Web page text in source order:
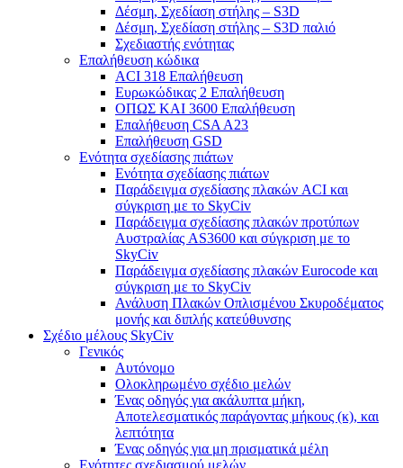
Δέσμη, Σχεδίαση στήλης – S3D
Δέσμη, Σχεδίαση στήλης – S3D παλιό
Σχεδιαστής ενότητας
Επαλήθευση κώδικα
ACI 318 Επαλήθευση
Ευρωκώδικας 2 Επαλήθευση
ΟΠΩΣ ΚΑΙ 3600 Επαλήθευση
Επαλήθευση CSA A23
Επαλήθευση GSD
Ενότητα σχεδίασης πιάτων
Ενότητα σχεδίασης πιάτων
Παράδειγμα σχεδίασης πλακών ACI και
σύγκριση με το SkyCiv
Παράδειγμα σχεδίασης πλακών προτύπων
Αυστραλίας AS3600 και σύγκριση με το
SkyCiv
Παράδειγμα σχεδίασης πλακών Eurocode και
σύγκριση με το SkyCiv
Ανάλυση Πλακών Οπλισμένου Σκυροδέματος
μονής και διπλής κατεύθυνσης
Σχέδιο μέλους SkyCiv
Γενικός
Αυτόνομο
Ολοκληρωμένο σχέδιο μελών
Ένας οδηγός για ακάλυπτα μήκη,
Αποτελεσματικός παράγοντας μήκους (κ), και
λεπτότητα
Ένας οδηγός για μη πρισματικά μέλη